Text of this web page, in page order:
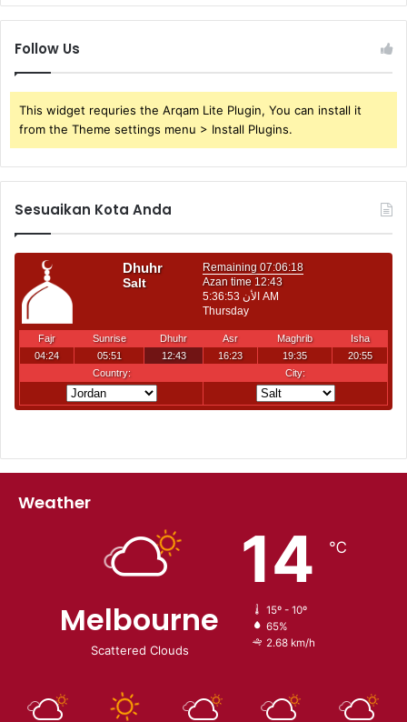
Follow Us
This widget requries the Arqam Lite Plugin, You can install it
from the Theme settings menu > Install Plugins.
Sesuaikan Kota Anda
Weather
Melbourne
Scattered Clouds
14 ℃
15º - 10º
65%
2.68 km/h